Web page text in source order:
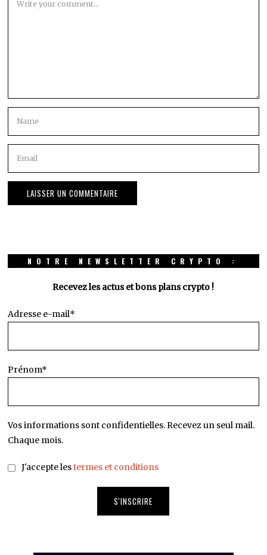
NOTRE NEWSLETTER CRYPTO :
Recevez les actus et bons plans crypto !
Adresse e-mail*
Prénom*
Vos informations sont confidentielles. Recevez un seul mail.
Chaque mois.
J'accepte lestermes et conditions